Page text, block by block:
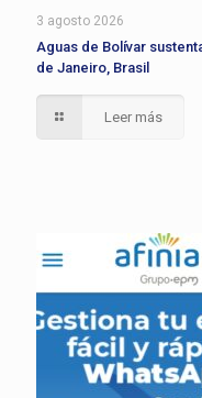
3 agosto 2026
Aguas de Bolívar
de Janeiro, Brasil
Leer más